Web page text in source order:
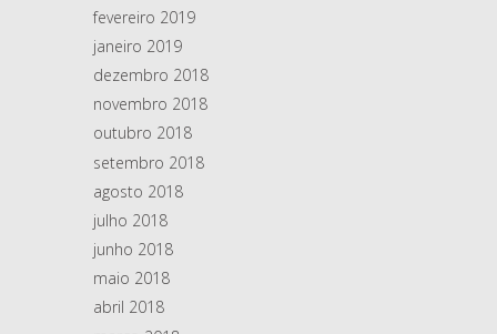
fevereiro 2019
janeiro 2019
dezembro 2018
novembro 2018
outubro 2018
setembro 2018
agosto 2018
julho 2018
junho 2018
maio 2018
abril 2018